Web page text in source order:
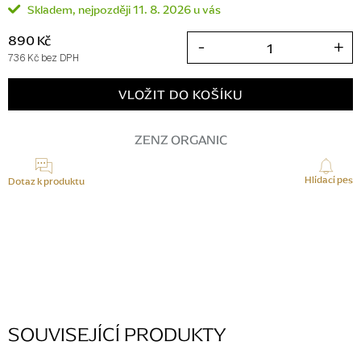
Skladem 11. 8. 2026
890 Kč
736 Kč bez DPH
VLOŽIT DO KOŠÍKU
ZENZ ORGANIC
Dotaz k produktu Hlídací pes
SOUVISEJÍCÍ PRODUKTY